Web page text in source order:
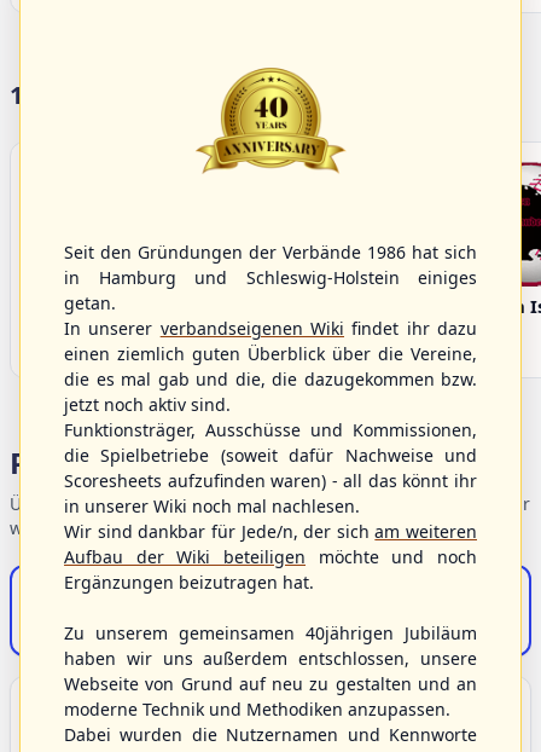
17 Vereine im S/HBV
Bargenstedt
Beavers
Fehmarn
Portalbereiche
Übersicht der Verbandsbereiche – wählen Sie einen Einstieg für
weiterführende Informationen.
S/HBV-Shop
Der Onlineshop des S/HBV
Unser Sport
Grundlagen und Hintergründe zu Baseball, Softball
Seit den Gründungen der Verbände 1986 hat sich
in Hamburg und Schleswig-Holstein einiges
getan.
In unserer verbandseigenen Wiki findet ihr dazu
einen ziemlich guten Überblick über die Vereine,
die es mal gab und die, die dazugekommen bzw.
jetzt noch aktiv sind.
Funktionsträger, Ausschüsse und Kommissionen,
die Spielbetriebe (soweit dafür Nachweise und
Scoresheets aufzufinden waren) - all das könnt ihr
in unserer Wiki noch mal nachlesen.
Wir sind dankbar für Jede/n, der sicham weiteren
Aufbau der Wiki beteiligen möchte und noch
Ergänzungen beizutragen hat.
Zu unserem gemeinsamen 40jährigen Jubiläum
haben wir uns außerdem entschlossen, unsere
Webseite von Grund auf neu zu gestalten und an
moderne Technik und Methodiken anzupassen.
Dabei wurden die Nutzernamen und Kennworte